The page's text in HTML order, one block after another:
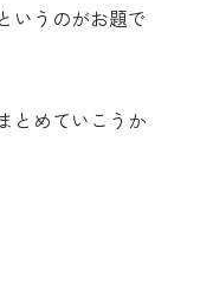
いうのがお題で
とめていこうか